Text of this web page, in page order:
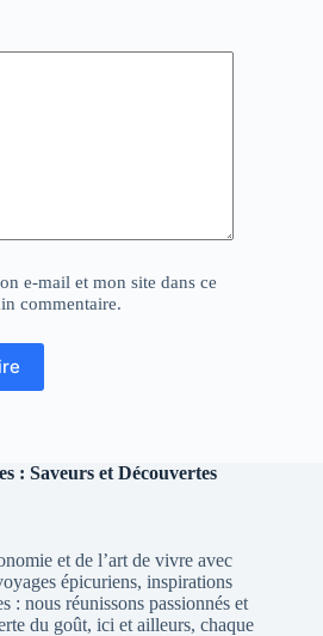
e-mail et mon site dans ce
commentaire.
: Saveurs et Découvertes
et de l’art de vivre avec
épicuriens, inspirations
: nous réunissons passionnés et
du goût, ici et ailleurs, chaque